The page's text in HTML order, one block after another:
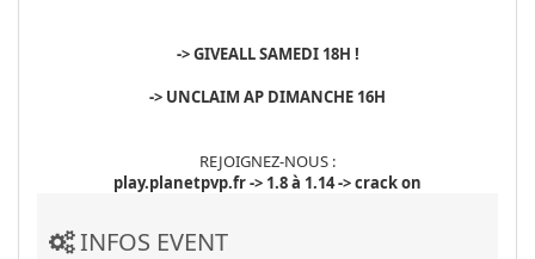
-> GIVEALL SAMEDI 18H !
-> UNCLAIM AP DIMANCHE 16H
REJOIGNEZ-NOUS :
play.planetpvp.fr -> 1.8 à 1.14 -> crack on
INFOS EVENT